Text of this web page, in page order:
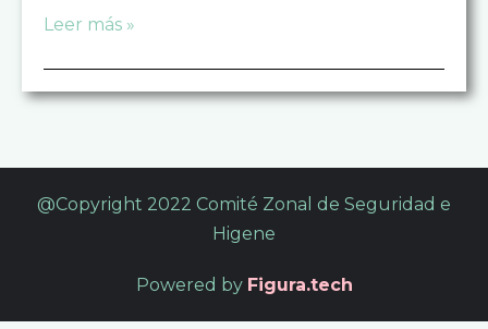
Leer más »
@Copyright 2022 Comité Zonal de Seguridad e
Higene
Powered by Figura.tech